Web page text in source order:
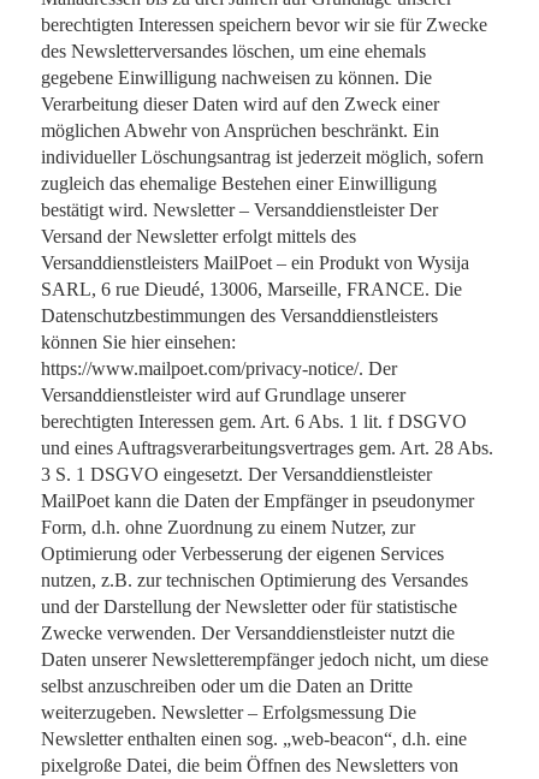
berechtigten Interessen speichern bevor wir sie für Zwecke
des Newsletterversandes löschen, um eine ehemals
gegebene Einwilligung nachweisen zu können. Die
Verarbeitung dieser Daten wird auf den Zweck einer
möglichen Abwehr von Ansprüchen beschränkt. Ein
individueller Löschungsantrag ist jederzeit möglich, sofern
zugleich das ehemalige Bestehen einer Einwilligung
bestätigt wird. Newsletter – Versanddienstleister Der
Versand der Newsletter erfolgt mittels des
Versanddienstleisters MailPoet – ein Produkt von Wysija
SARL, 6 rue Dieudé, 13006, Marseille, FRANCE. Die
Datenschutzbestimmungen des Versanddienstleisters
können Sie hier einsehen:
https://www.mailpoet.com/privacy-notice/. Der
Versanddienstleister wird auf Grundlage unserer
berechtigten Interessen gem. Art. 6 Abs. 1 lit. f DSGVO
und eines Auftragsverarbeitungsvertrages gem. Art. 28 Abs.
3 S. 1 DSGVO eingesetzt. Der Versanddienstleister
MailPoet kann die Daten der Empfänger in pseudonymer
Form, d.h. ohne Zuordnung zu einem Nutzer, zur
Optimierung oder Verbesserung der eigenen Services
nutzen, z.B. zur technischen Optimierung des Versandes
und der Darstellung der Newsletter oder für statistische
Zwecke verwenden. Der Versanddienstleister nutzt die
Daten unserer Newsletterempfänger jedoch nicht, um diese
selbst anzuschreiben oder um die Daten an Dritte
weiterzugeben. Newsletter – Erfolgsmessung Die
Newsletter enthalten einen sog. „web-beacon“, d.h. eine
pixelgroße Datei, die beim Öffnen des Newsletters von